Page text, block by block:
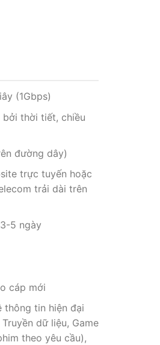
(1Gbps)
bởi thời tiết, chiều
đường dây)
trực tuyến hoặc
trải dài trên
5 ngày
cáp mới
thông tin hiện đại
dữ liệu, Game
theo yêu cầu),